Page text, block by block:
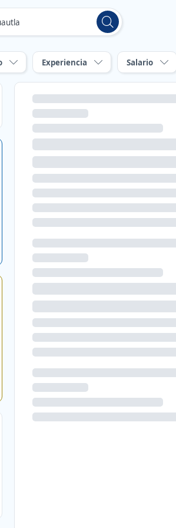
Experiencia Salario